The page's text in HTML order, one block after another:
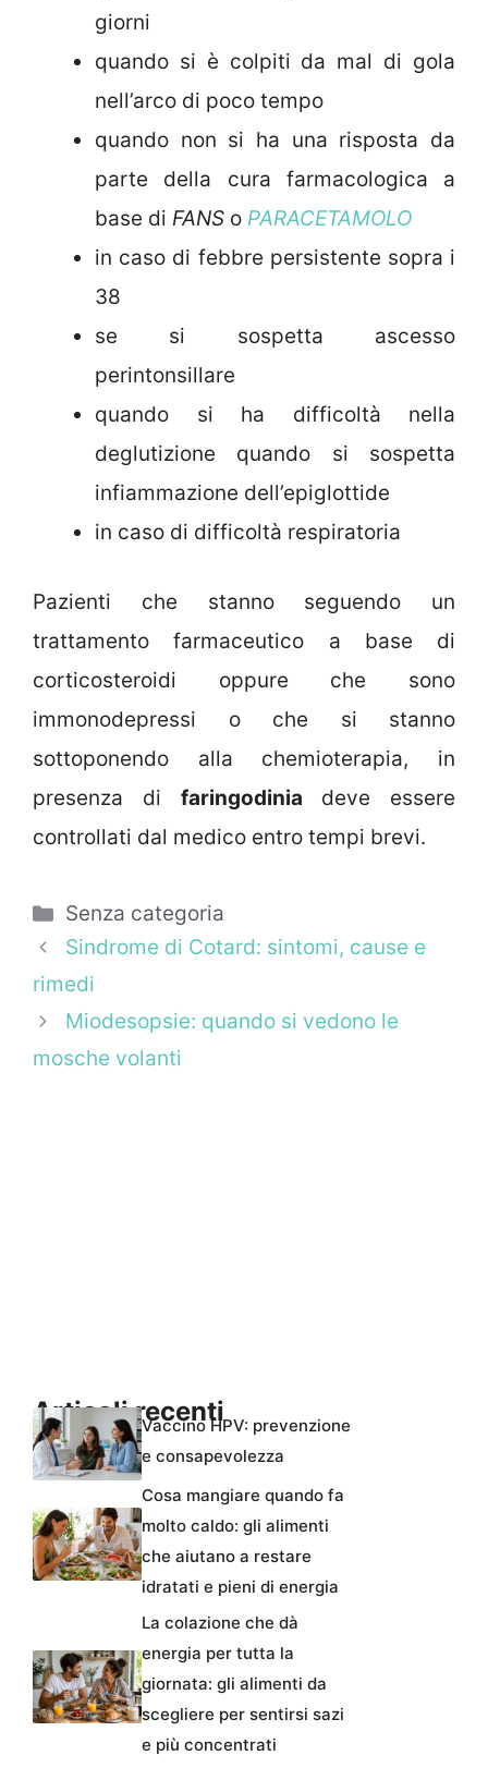
giorni
quando si è colpiti da mal di gola
nell’arco di poco tempo
quando non si ha una risposta da
parte della cura farmacologica a
base di FANS o PARACETAMOLO
in caso di febbre persistente sopra i
38
se si sospetta ascesso
perintonsillare
quando si ha difficoltà nella
deglutizione quando si sospetta
infiammazione dell’epiglottide
in caso di difficoltà respiratoria
Pazienti che stanno seguendo un
trattamento farmaceutico a base di
corticosteroidi oppure che sono
immonodepressi o che si stanno
sottoponendo alla chemioterapia, in
presenza di faringodinia deve essere
controllati dal medico entro tempi brevi.
Categorie
Senza categoria
Sindrome di Cotard: sintomi, cause e
rimedi
Miodesopsie: quando si vedono le
mosche volanti
Articoli recentiVaccino HPV: prevenzione
e consapevolezza
Cosa mangiare quando fa
molto caldo: gli alimenti
che aiutano a restare
idratati e pieni di energia
La colazione che dà
energia per tutta la
giornata: gli alimenti da
scegliere per sentirsi sazi
e più concentrati